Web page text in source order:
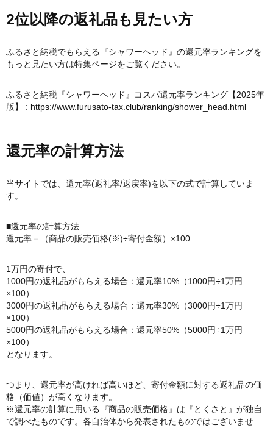
2位以降の返礼品も見たい方
ふるさと納税でもらえる『シャワーヘッド』の還元率ランキングを
もっと見たい方は特集ページをご覧ください。
ふるさと納税『シャワーヘッド』コスパ還元率ランキング【2025年
版】 : https://www.furusato-tax.club/ranking/shower_head.html
還元率の計算方法
当サイトでは、還元率(返礼率/返戻率)を以下の式で計算していま
す。
■還元率の計算方法
還元率＝（商品の販売価格(※)÷寄付金額）×100
1万円の寄付で、
1000円の返礼品がもらえる場合：還元率10%（1000円÷1万円
×100）
3000円の返礼品がもらえる場合：還元率30%（3000円÷1万円
×100）
5000円の返礼品がもらえる場合：還元率50%（5000円÷1万円
×100）
となります。
つまり、還元率が高ければ高いほど、寄付金額に対する返礼品の価
格（価値）が高くなります。
※還元率の計算に用いる『商品の販売価格』は『とくさと』が独自
で調べたものです。各自治体から発表されたものではございませ